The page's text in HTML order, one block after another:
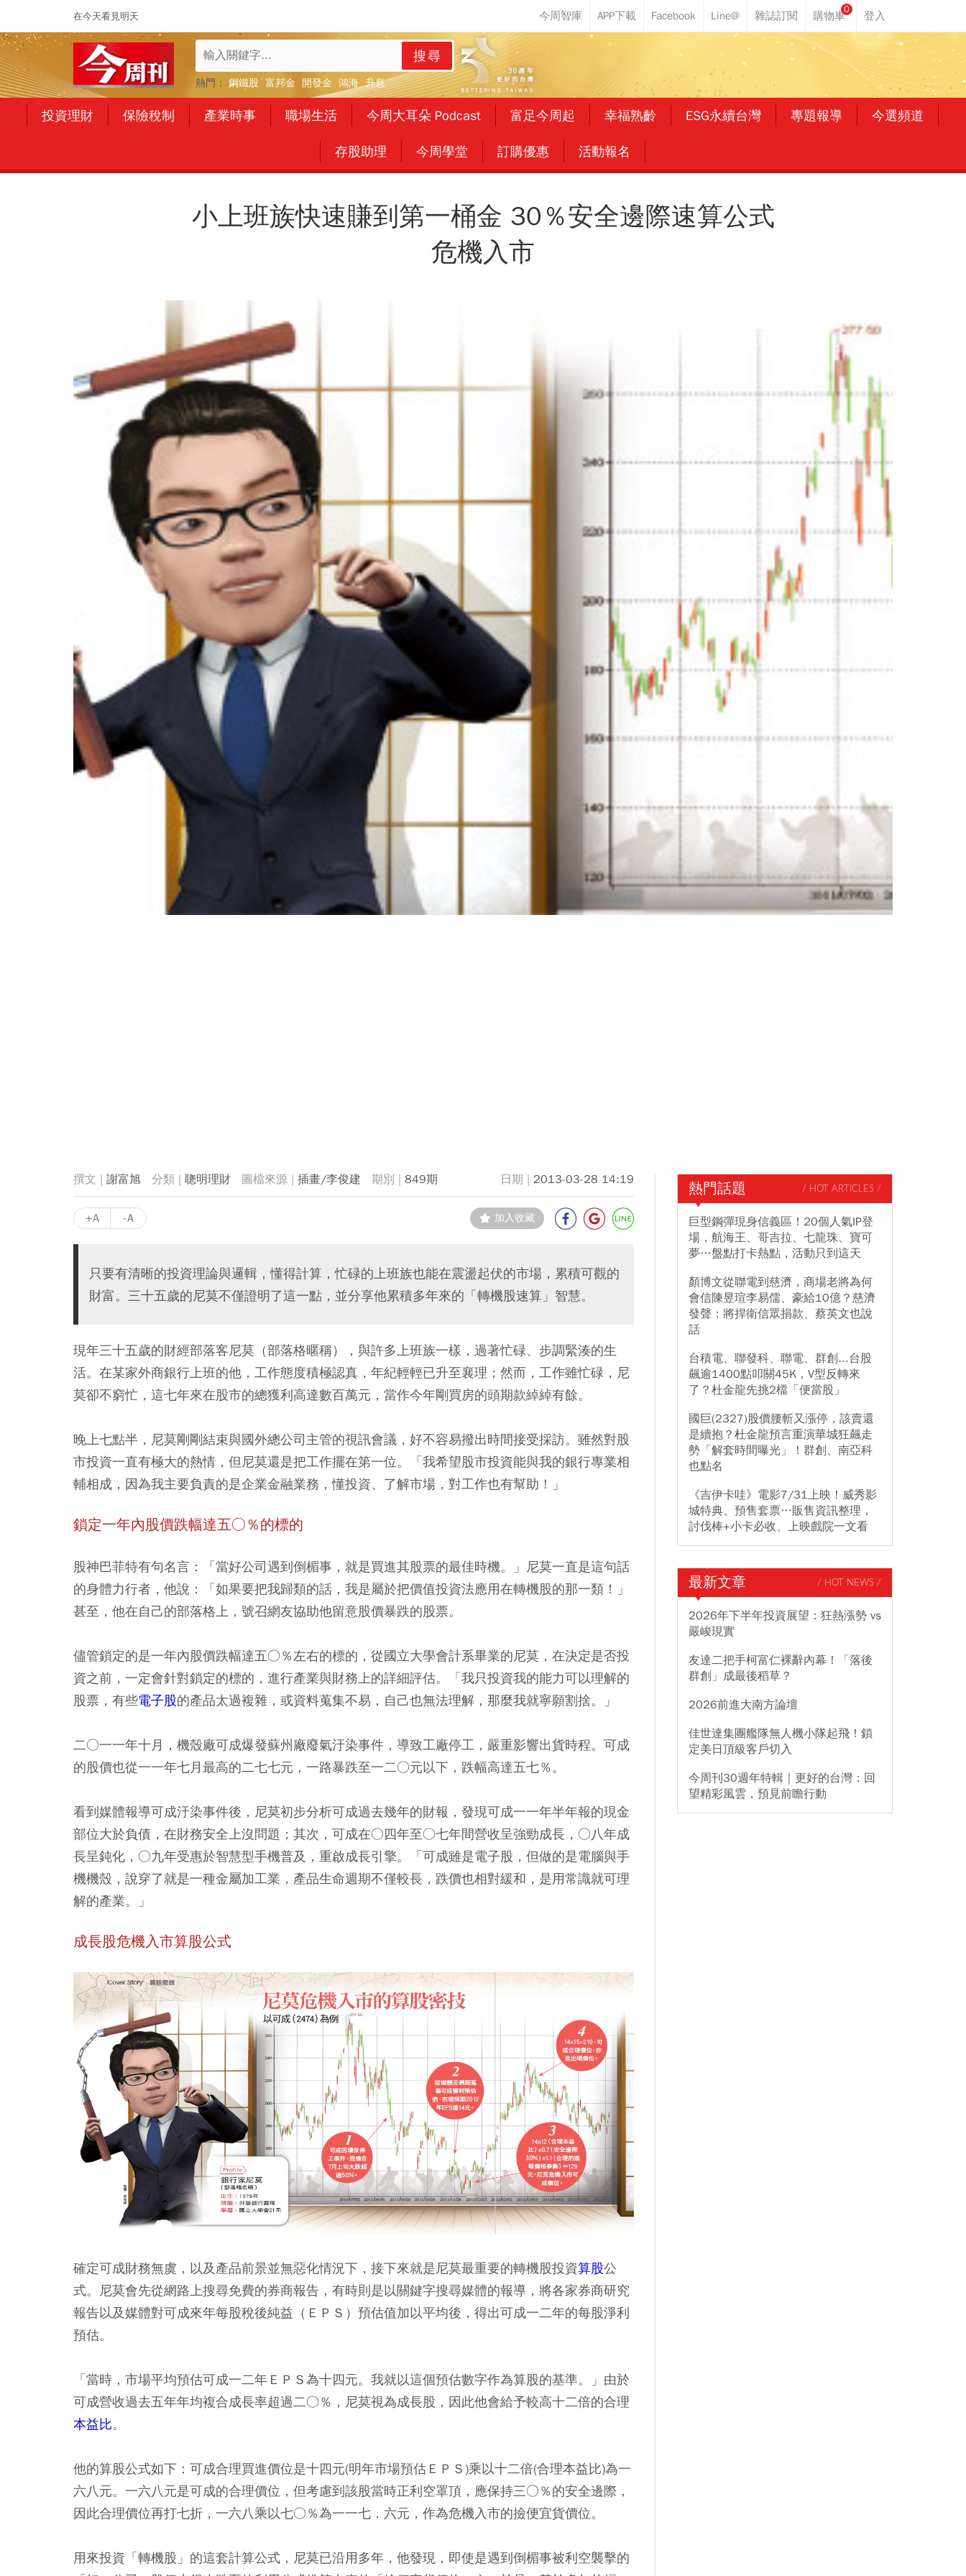
在今天看見明天
0
搜尋
熱門： 鋼鐵股 富邦金 開發金 鴻海 升息
投資理財 保險稅制 產業時事 職場生活 今周大耳朵 Podcast 富足今周起 幸福熟齡 ESG永續台灣 專題報導 今選頻道
存股助理 今周學堂 訂購優惠 活動報名
小上班族快速賺到第一桶金 30％安全邊際速算公式
危機入市
謝富旭 聰明理財 插畫/李俊建 849期 2013-03-28 14:19
+A -A 加入收藏
只要有清晰的投資理論與邏輯，懂得計算，忙碌的上班族也能在震盪起伏的市場，累積可觀的
財富。三十五歲的尼莫不僅證明了這一點，並分享他累積多年來的「轉機股速算」智慧。
現年三十五歲的財經部落客尼莫（部落格暱稱），與許多上班族一樣，過著忙碌、步調緊湊的生
活。在某家外商銀行上班的他，工作態度積極認真，年紀輕輕已升至襄理；然而，工作雖忙碌，尼
莫卻不窮忙，這七年來在股市的總獲利高達數百萬元，當作今年剛買房的頭期款綽綽有餘。
晚上七點半，尼莫剛剛結束與國外總公司主管的視訊會議，好不容易撥出時間接受採訪。雖然對股
市投資一直有極大的熱情，但尼莫還是把工作擺在第一位。「我希望股市投資能與我的銀行專業相
輔相成，因為我主要負責的是企業金融業務，懂投資、了解市場，對工作也有幫助！」
鎖定一年內股價跌幅達五○％的標的
股神巴菲特有句名言：「當好公司遇到倒楣事，就是買進其股票的最佳時機。」尼莫一直是這句話
的身體力行者，他說：「如果要把我歸類的話，我是屬於把價值投資法應用在轉機股的那一類！」
甚至，他在自己的部落格上，號召網友協助他留意股價暴跌的股票。
儘管鎖定的是一年內股價跌幅達五○％左右的標的，從國立大學會計系畢業的尼莫，在決定是否投
資之前，一定會針對鎖定的標的，進行產業與財務上的詳細評估。「我只投資我的能力可以理解的
股票，有些電子股的產品太過複雜，或資料蒐集不易，自己也無法理解，那麼我就寧願割捨。」
二○一一年十月，機殼廠可成爆發蘇州廠廢氣汙染事件，導致工廠停工，嚴重影響出貨時程。可成
的股價也從一一年七月最高的二七七元，一路暴跌至一二○元以下，跌幅高達五七％。
看到媒體報導可成汙染事件後，尼莫初步分析可成過去幾年的財報，發現可成一一年半年報的現金
部位大於負債，在財務安全上沒問題；其次，可成在○四年至○七年間營收呈強勁成長，○八年成
長呈鈍化，○九年受惠於智慧型手機普及，重啟成長引擎。「可成雖是電子股，但做的是電腦與手
機機殼，說穿了就是一種金屬加工業，產品生命週期不僅較長，跌價也相對緩和，是用常識就可理
解的產業。」
成長股危機入市算股公式
確定可成財務無虞，以及產品前景並無惡化情況下，接下來就是尼莫最重要的轉機股投資算股公
式。尼莫會先從網路上搜尋免費的券商報告，有時則是以關鍵字搜尋媒體的報導，將各家券商研究
報告以及媒體對可成來年每股稅後純益（ＥＰＳ）預估值加以平均後，得出可成一二年的每股淨利
預估。
「當時，市場平均預估可成一二年ＥＰＳ為十四元。我就以這個預估數字作為算股的基準。」由於
可成營收過去五年年均複合成長率超過二○％，尼莫視為成長股，因此他會給予較高十二倍的合理
本益比。
他的算股公式如下：可成合理買進價位是十四元(明年市場預估ＥＰＳ)乘以十二倍(合理本益比)為一
六八元。一六八元是可成的合理價位，但考慮到該股當時正利空罩頂，應保持三○％的安全邊際，
因此合理價位再打七折，一六八乘以七○％為一一七．六元，作為危機入市的撿便宜貨價位。
用來投資「轉機股」的這套計算公式，尼莫已沿用多年，他發現，即使是遇到倒楣事被利空襲擊的
熱門話題 / HOT ARTICLES /
巨型鋼彈現身信義區！20個人氣IP登
場，航海王、哥吉拉、七龍珠、寶可
夢…盤點打卡熱點，活動只到這天
顏博文從聯電到慈濟，商場老將為何
會信陳昱瑄李易儒、豪給10億？慈濟
發聲：將捍衛信眾捐款、蔡英文也說
話
台積電、聯發科、聯電、群創...台股
飆逾1400點叩關45K，V型反轉來
了？杜金龍先挑2檔「便當股」
國巨(2327)股價腰斬又漲停，該賣還
是續抱？杜金龍預言重演華城狂飆走
勢「解套時間曝光」！群創、南亞科
也點名
《吉伊卡哇》電影7/31上映！威秀影
城特典、預售套票…販售資訊整理，
討伐棒+小卡必收、上映戲院一文看
最新文章 / HOT NEWS /
2026年下半年投資展望：狂熱漲勢 vs
嚴峻現實
友達二把手柯富仁裸辭內幕！「落後
群創」成最後稻草？
2026前進大南方論壇
佳世達集團艦隊無人機小隊起飛！鎖
定美日頂級客戶切入
今周刊30週年特輯｜更好的台灣：回
望精彩風雲，預見前瞻行動